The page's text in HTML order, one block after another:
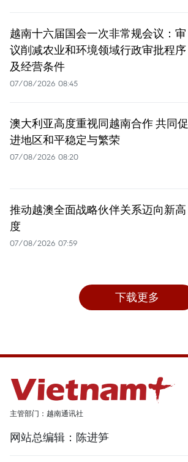
越南十六届国会一次非常规会议：审
议削减农业和环境领域行政审批程序
及经营条件
07/08/2026 08:45
澳大利亚高度重视同越南合作 共同促
进地区和平稳定与繁荣
07/08/2026 08:20
推动越澳全面战略伙伴关系迈向新高
度
07/08/2026 07:59
下载更多
主管部门：越南通讯社
网站总编辑：陈进笋